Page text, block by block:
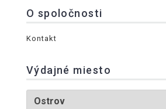
O spoločnosti
Kontakt
Výdajné miesto